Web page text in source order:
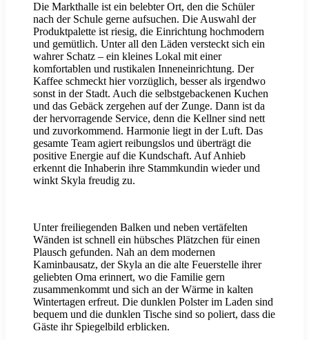
Die Markthalle ist ein belebter Ort, den die Schüler
nach der Schule gerne aufsuchen. Die Auswahl der
Produktpalette ist riesig, die Einrichtung hochmodern
und gemütlich. Unter all den Läden versteckt sich ein
wahrer Schatz – ein kleines Lokal mit einer
komfortablen und rustikalen Inneneinrichtung. Der
Kaffee schmeckt hier vorzüglich, besser als irgendwo
sonst in der Stadt. Auch die selbstgebackenen Kuchen
und das Gebäck zergehen auf der Zunge. Dann ist da
der hervorragende Service, denn die Kellner sind nett
und zuvorkommend. Harmonie liegt in der Luft. Das
gesamte Team agiert reibungslos und überträgt die
positive Energie auf die Kundschaft. Auf Anhieb
erkennt die Inhaberin ihre Stammkundin wieder und
winkt Skyla freudig zu.
Unter freiliegenden Balken und neben vertäfelten
Wänden ist schnell ein hübsches Plätzchen für einen
Plausch gefunden. Nah an dem modernen
Kaminbausatz, der Skyla an die alte Feuerstelle ihrer
geliebten Oma erinnert, wo die Familie gern
zusammenkommt und sich an der Wärme in kalten
Wintertagen erfreut. Die dunklen Polster im Laden sind
bequem und die dunklen Tische sind so poliert, dass die
Gäste ihr Spiegelbild erblicken.